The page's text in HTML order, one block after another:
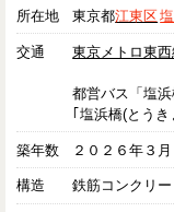
所在地 東京都江東区
交通 東京メトロ東西
都営バス「塩
｢塩浜橋(とう
築年数 ２０２６年３月
構造 鉄筋コンクリ